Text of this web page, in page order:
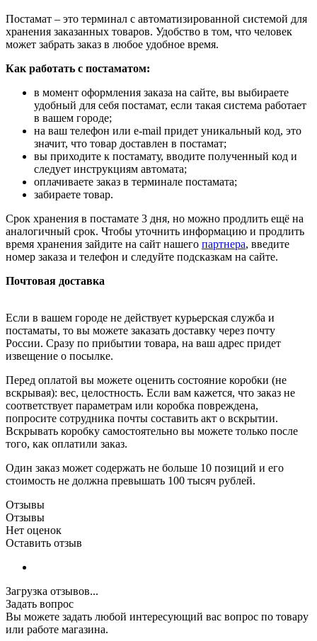
Постамат – это терминал с автоматизированной системой для
хранения заказанных товаров. Удобство в том, что человек
может забрать заказ в любое удобное время.
Как работать с постаматом:
в момент оформления заказа на сайте, вы выбираете
удобный для себя постамат, если такая система работает
в вашем городе;
на ваш телефон или e-mail придет уникальный код, это
значит, что товар доставлен в постамат;
вы приходите к постамату, вводите полученный код и
следует инструкциям автомата;
оплачиваете заказ в терминале постамата;
забираете товар.
Срок хранения в постамате 3 дня, но можно продлить ещё на
аналогичный срок. Чтобы уточнить информацию и продлить
время хранения зайдите на сайт нашего партнера, введите
номер заказа и телефон и следуйте подсказкам на сайте.
Почтовая доставка
Если в вашем городе не действует курьерская служба и
постаматы, то вы можете заказать доставку через почту
России. Сразу по прибытии товара, на ваш адрес придет
извещение о посылке.
Перед оплатой вы можете оценить состояние коробки (не
вскрывая): вес, целостность. Если вам кажется, что заказ не
соответствует параметрам или коробка повреждена,
попросите сотрудника почты составить акт о вскрытии.
Вскрывать коробку самостоятельно вы можете только после
того, как оплатили заказ.
Один заказ может содержать не больше 10 позиций и его
стоимость не должна превышать 100 тысяч рублей.
Отзывы
Отзывы
Нет оценок
Оставить отзыв
Загрузка отзывов...
Задать вопрос
Вы можете задать любой интересующий вас вопрос по товару
или работе магазина.